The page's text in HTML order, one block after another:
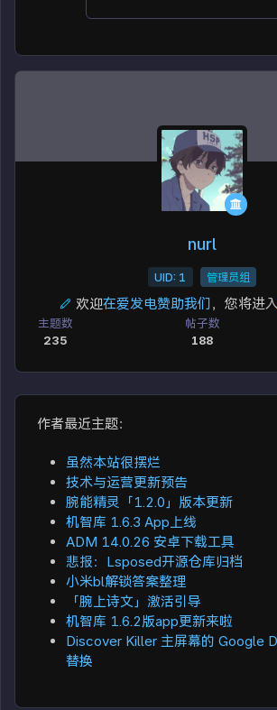
nurl
UID: 1 管理员组
欢迎在爱发电赞助我们，您将进入
主题数
235
帖子数
188
作者最近主题：
虽然本站很摆烂
技术与运营更新预告
腕能精灵「1.2.0」版本更新
机智库 1.6.3 App上线
ADM 14.0.26 安卓下载工具
悲报：Lsposed开源仓库归档
小米bl解锁答案整理
「腕上诗文」激活引导
机智库 1.6.2版app更新来啦
Discover Killer 主屏幕的 Google
替换